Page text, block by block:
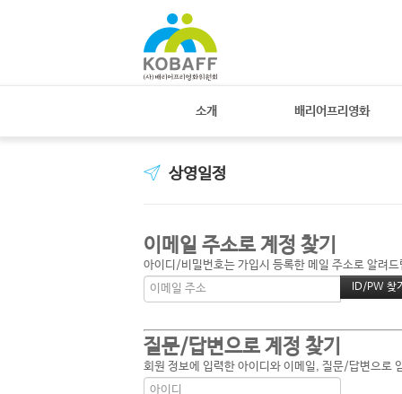
소개 배리어프리영화
상영일정
이메일 주소로 계정 찾기
아이디/비밀번호는 가입시 등록한 메일 주소로 알려
질문/답변으로 계정 찾기
회원 정보에 입력한 아이디와 이메일, 질문/답변으로